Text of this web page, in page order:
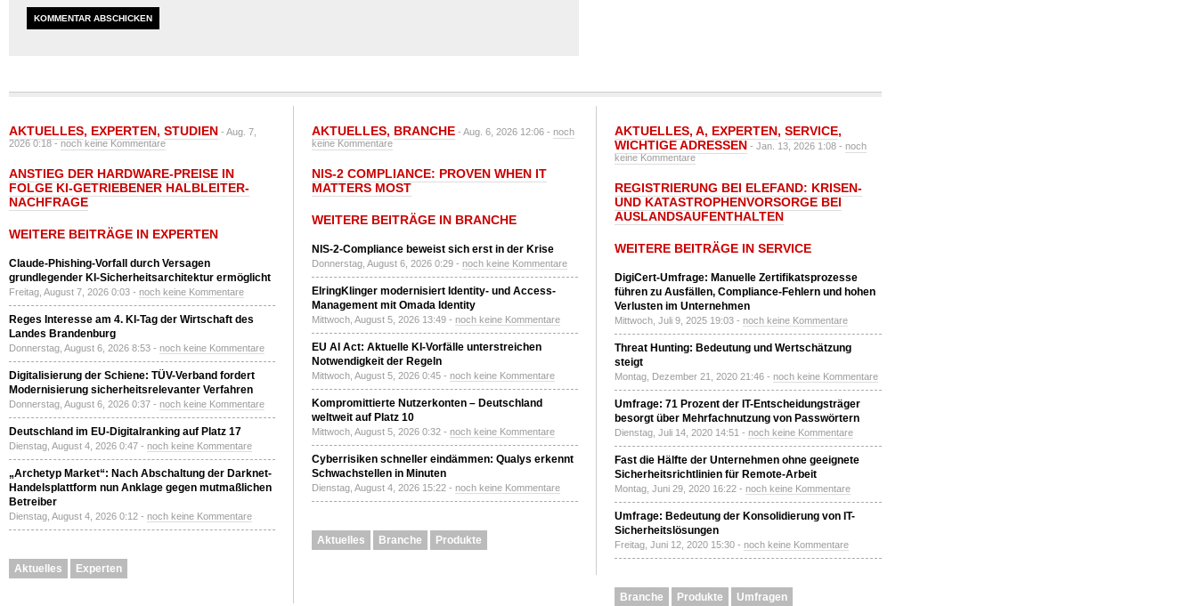
AKTUELLES, EXPERTEN, STUDIEN - Aug. 7,
2026 0:18 -noch keine Kommentare
ANSTIEG DER HARDWARE-PREISE IN
FOLGE KI-GETRIEBENER HALBLEITER-
NACHFRAGE
WEITERE BEITRÄGE IN EXPERTEN
Claude-Phishing-Vorfall durch Versagen
grundlegender KI-Sicherheitsarchitektur ermöglicht
Freitag, August 7, 2026 0:03 - noch keine Kommentare
Reges Interesse am 4. KI-Tag der Wirtschaft des
Landes Brandenburg
Donnerstag, August 6, 2026 8:53 - noch keine Kommentare
Digitalisierung der Schiene: TÜV-Verband fordert
Modernisierung sicherheitsrelevanter Verfahren
Donnerstag, August 6, 2026 0:37 - noch keine Kommentare
Deutschland im EU-Digitalranking auf Platz 17
Dienstag, August 4, 2026 0:47 - noch keine Kommentare
„Archetyp Market“: Nach Abschaltung der Darknet-
Handelsplattform nun Anklage gegen mutmaßlichen
Betreiber
Dienstag, August 4, 2026 0:12 - noch keine Kommentare
Aktuelles Experten
AKTUELLES, BRANCHE - Aug. 6, 2026 12:06 - noch
keine Kommentare
NIS-2 COMPLIANCE: PROVEN WHEN IT
MATTERS MOST
WEITERE BEITRÄGE IN BRANCHE
NIS-2-Compliance beweist sich erst in der Krise
Donnerstag, August 6, 2026 0:29 - noch keine Kommentare
ElringKlinger modernisiert Identity- und Access-
Management mit Omada Identity
Mittwoch, August 5, 2026 13:49 - noch keine Kommentare
EU AI Act: Aktuelle KI-Vorfälle unterstreichen
Notwendigkeit der Regeln
Mittwoch, August 5, 2026 0:45 - noch keine Kommentare
Kompromittierte Nutzerkonten – Deutschland
weltweit auf Platz 10
Mittwoch, August 5, 2026 0:32 - noch keine Kommentare
Cyberrisiken schneller eindämmen: Qualys erkennt
Schwachstellen in Minuten
Dienstag, August 4, 2026 15:22 - noch keine Kommentare
Aktuelles Branche Produkte
AKTUELLES, A, EXPERTEN, SERVICE,
WICHTIGE ADRESSEN - Jan. 13, 2026 1:08 - noch
keine Kommentare
REGISTRIERUNG BEI ELEFAND: KRISEN-
UND KATASTROPHENVORSORGE BEI
AUSLANDSAUFENTHALTEN
WEITERE BEITRÄGE IN SERVICE
DigiCert-Umfrage: Manuelle Zertifikatsprozesse
führen zu Ausfällen, Compliance-Fehlern und hohen
Verlusten im Unternehmen
Mittwoch, Juli 9, 2025 19:03 - noch keine Kommentare
Threat Hunting: Bedeutung und Wertschätzung
steigt
Montag, Dezember 21, 2020 21:46 - noch keine Kommentare
Umfrage: 71 Prozent der IT-Entscheidungsträger
besorgt über Mehrfachnutzung von Passwörtern
Dienstag, Juli 14, 2020 14:51 - noch keine Kommentare
Fast die Hälfte der Unternehmen ohne geeignete
Sicherheitsrichtlinien für Remote-Arbeit
Montag, Juni 29, 2020 16:22 - noch keine Kommentare
Umfrage: Bedeutung der Konsolidierung von IT-
Sicherheitslösungen
Freitag, Juni 12, 2020 15:30 - noch keine Kommentare
Branche Produkte Umfragen